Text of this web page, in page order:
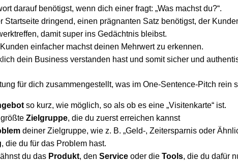
darauf benötigst, wenn dich einer fragt: „Was machst du?“.
Startseite dringend, einen prägnanten Satz benötigst, der
damit super ins Gedächtnis bleibst.
einfacher machst deinen Mehrwert zu erkennen.
dein Business verstanden hast und somit sicher und
für dich zusammengestellt, was im One-Sentence-Pitch rein
so kurz, wie möglich, so als ob es eine „Visitenkarte“ ist.
Zielgruppe, die du zuerst erreichen kannst
deiner Zielgruppe, wie z. B. „Geld-, Zeitersparnis oder
, die du für das Problem hast.
du das Produkt, den Service oder die Tools, die du dafür